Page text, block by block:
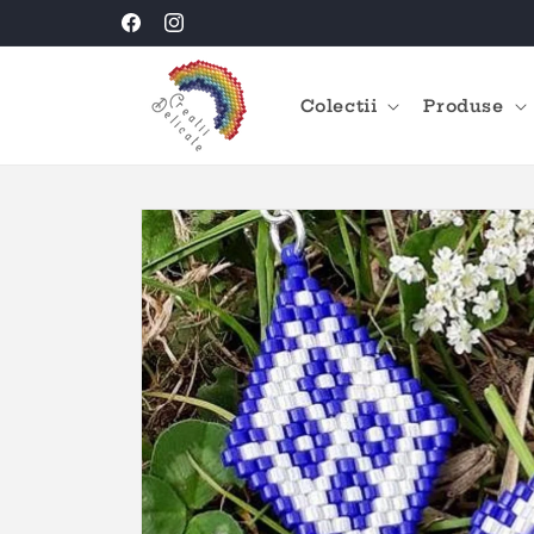
FacebookInstagram
Colectii Produse
informațiile
despre
produs